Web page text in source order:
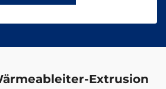
Extrusion